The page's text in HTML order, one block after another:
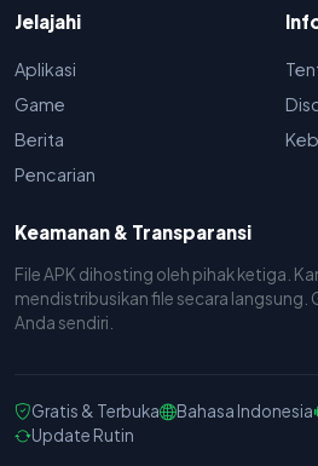
Jelajahi
Aplikasi
Game
Berita
Pencarian
Keamanan & Transparansi
File APK dihosting oleh pihak ketiga.
mendistribusikan file secara langsung.
Anda sendiri.
Gratis & Terbuka Bahasa Indonesia
Update Rutin